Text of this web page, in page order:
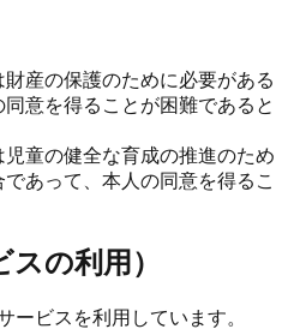
産の保護のために必要がある
意を得ることが困難であると
童の健全な育成の推進のため
あって、本人の同意を得るこ
の利用）
ービスを利用しています。